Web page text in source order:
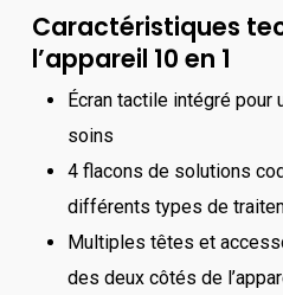
Caractéristiques
l’appareil 10 en 1
Écran tactile intégré pour
soins
4 flacons de solutions
différents types de
Multiples têtes et
des deux côtés de